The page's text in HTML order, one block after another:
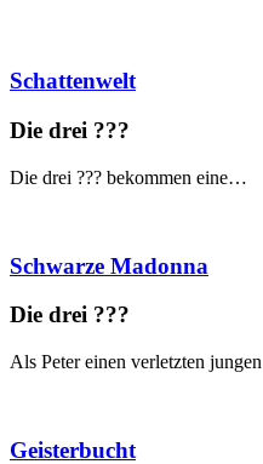
Schattenwelt
Die drei ???
Die drei ??? bekommen eine…
Schwarze Madonna
Die drei ???
Als Peter einen verletzten
Geisterbucht